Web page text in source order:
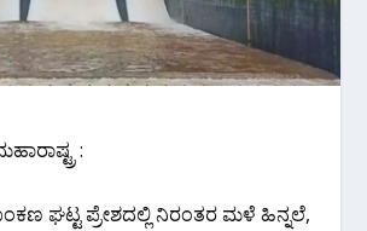
:
ಘಟ್ಟ ಪ್ರೇಶದಲ್ಲಿ ನಿರಂತರ ಮಳೆ ಹಿನ್ನಲೆ,